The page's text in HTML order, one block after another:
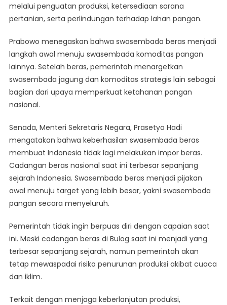
melalui penguatan produksi, ketersediaan sarana
pertanian, serta perlindungan terhadap lahan pangan.
Prabowo menegaskan bahwa swasembada beras menjadi
langkah awal menuju swasembada komoditas pangan
lainnya. Setelah beras, pemerintah menargetkan
swasembada jagung dan komoditas strategis lain sebagai
bagian dari upaya memperkuat ketahanan pangan
nasional.
Senada, Menteri Sekretaris Negara, Prasetyo Hadi
mengatakan bahwa keberhasilan swasembada beras
membuat Indonesia tidak lagi melakukan impor beras.
Cadangan beras nasional saat ini terbesar sepanjang
sejarah Indonesia. Swasembada beras menjadi pijakan
awal menuju target yang lebih besar, yakni swasembada
pangan secara menyeluruh.
Pemerintah tidak ingin berpuas diri dengan capaian saat
ini. Meski cadangan beras di Bulog saat ini menjadi yang
terbesar sepanjang sejarah, namun pemerintah akan
tetap mewaspadai risiko penurunan produksi akibat cuaca
dan iklim.
Terkait dengan menjaga keberlanjutan produksi,